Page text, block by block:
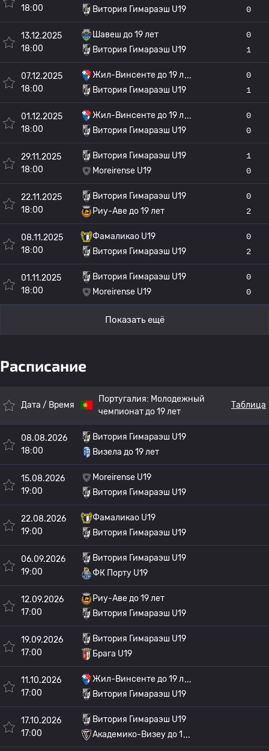
18:00
Витория Гимараэш U19
0
13.12.2025
18:00
Шавеш до 19 лет
Витория Гимараэш U19
0
1
07.12.2025
18:00
Жил-Винсенте до 19 л
Витория Гимараэш U19
0
1
01.12.2025
18:00
Жил-Винсенте до 19 л
Витория Гимараэш U19
0
0
29.11.2025
18:00
Витория Гимараэш U19
Moreirense U19
1
0
22.11.2025
18:00
Витория Гимараэш U19
Риу-Аве до 19 лет
0
2
08.11.2025
18:00
Фамаликао U19
Витория Гимараэш U19
0
2
01.11.2025
18:00
Витория Гимараэш U19
Moreirense U19
0
0
Показать ещё
Расписание
Дата / Время
Португалия: Молодежный
чемпионат до 19 лет
Таблица
08.08.2026
18:00
Витория Гимараэш U19
Визела до 19 лет
15.08.2026
19:00
Moreirense U19
Витория Гимараэш U19
22.08.2026
19:00
Фамаликао U19
Витория Гимараэш U19
06.09.2026
19:00
Витория Гимараэш U19
ФК Порту U19
12.09.2026
17:00
Риу-Аве до 19 лет
Витория Гимараэш U19
19.09.2026
17:00
Витория Гимараэш U19
Брага U19
11.10.2026
17:00
Жил-Винсенте до 19 л
Витория Гимараэш U19
17.10.2026
17:00
Витория Гимараэш U19
Академико-Визеу до 1